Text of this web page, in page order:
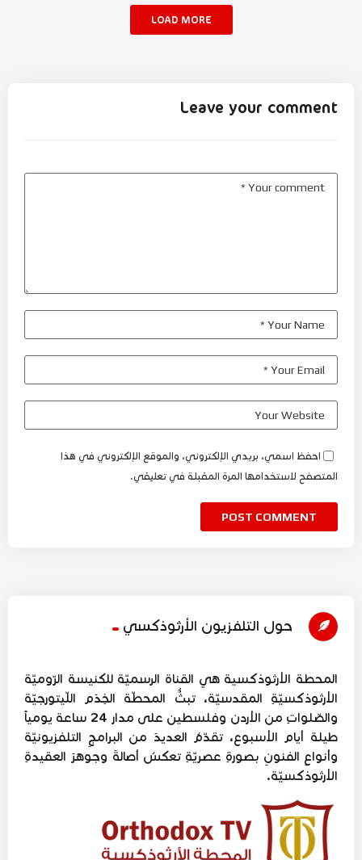
LOAD MORE
Leave your comment
احفظ اسمي، بريدي الإلكتروني، والموقع الإلكتروني في هذا
المتصفح لاستخدامها المرة المقبلة في تعليقي.
حول التلفزيون الأرثوذكسي
المحطة الأرثوذكسية هي القناة الرسميّة للكنيسة الرّوميّة
الأرثوذكسيّةِ المقدسيّة، تبثُّ المحطّة الخِدَم اللّيتورجيّة
والصّلواتِ من الأردن وفلسطين على مدار 24 ساعة يومياً
طيلة أيام الأسبوع، تقدّمُ العديدَ من البرامجِ التلفزيونيّة
وأنواعِ الفنونِ بصورةِ عصريّةِ تعكسُ أصالةَ وجوهرَ العقيدةِ
الأرثوذكسيّة.